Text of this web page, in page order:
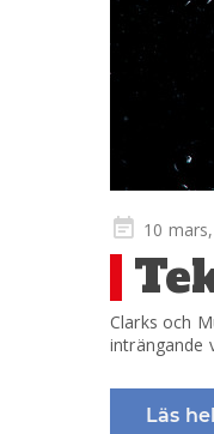
Publicerad
på
10
Clarks och
inträngande
Läs